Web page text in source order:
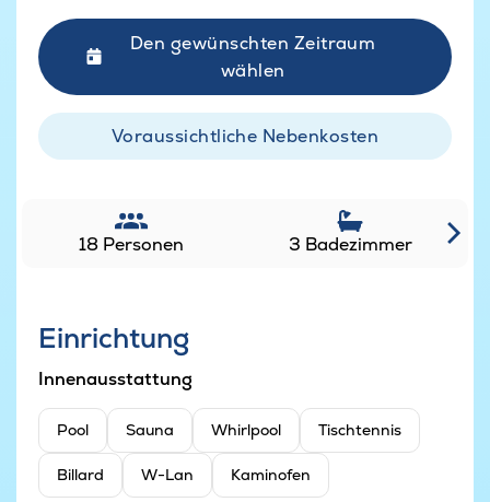
Den gewünschten Zeitraum
wählen
Voraussichtliche Nebenkosten
18 Personen 3 Badezimmer
Einrichtung
Innenausstattung
Pool Sauna Whirlpool Tischtennis
Billard W-Lan Kaminofen